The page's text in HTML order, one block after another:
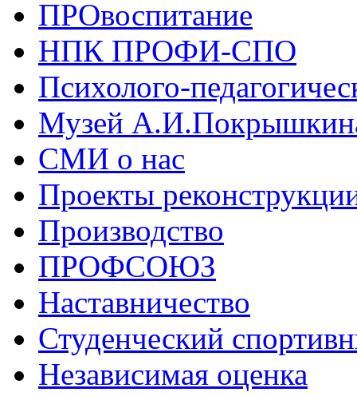
ПРОвоспитание
НПК ПРОФИ-СПО
Психолого-
Музей
СМИ о нас
Проекты
Производство
ПРОФСОЮЗ
Наставничество
Студенческий
Независимая оценка